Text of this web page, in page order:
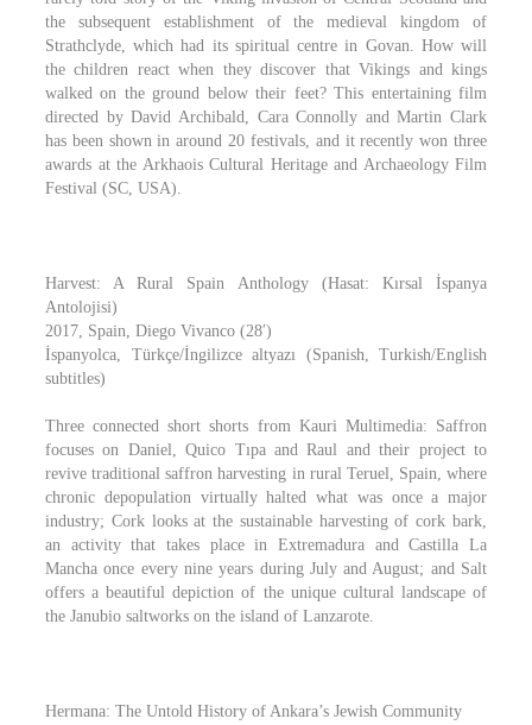
the subsequent establishment of the medieval kingdom of
Strathclyde, which had its spiritual centre in Govan. How will
the children react when they discover that Vikings and kings
walked on the ground below their feet? This entertaining film
directed by David Archibald, Cara Connolly and Martin Clark
has been shown in around 20 festivals, and it recently won three
awards at the Arkhaois Cultural Heritage and Archaeology Film
Festival (SC, USA).
Harvest: A Rural Spain Anthology (Hasat: Kırsal İspanya
Antolojisi)
2017, Spain, Diego Vivanco (28′)
İspanyolca, Türkçe/İngilizce altyazı (Spanish, Turkish/English
subtitles)
Three connected short shorts from Kauri Multimedia: Saffron
focuses on Daniel, Quico Tıpa and Raul and their project to
revive traditional saffron harvesting in rural Teruel, Spain, where
chronic depopulation virtually halted what was once a major
industry; Cork looks at the sustainable harvesting of cork bark,
an activity that takes place in Extremadura and Castilla La
Mancha once every nine years during July and August; and Salt
offers a beautiful depiction of the unique cultural landscape of
the Janubio saltworks on the island of Lanzarote.
Hermana: The Untold History of Ankara’s Jewish Community